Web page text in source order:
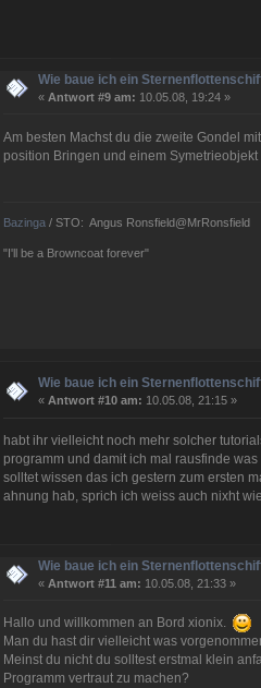
Wie baue ich ein
« Antwort #9 am: 10.05.08, 19:24 »
Am besten Machst du die zweite Gondel
position Bringen und einem
Bazinga/ STO: Angus Ronsfield@MrRonsfield
"I'll be a Browncoat forever"
Wie baue ich ein
« Antwort #10 am: 10.05.08, 21:15 »
habt ihr vielleicht noch mehr solcher
programm und damit ich mal rausfinde
solltet wissen das ich gestern zum ersten
ahnung hab, sprich ich weiss auch nixht
Wie baue ich ein
« Antwort #11 am: 10.05.08, 21:33 »
Hallo und willkommen an Bord xionix.
Man du hast dir vielleicht was
Meinst du nicht du solltest erstmal klein
Programm vertraut zu machen?